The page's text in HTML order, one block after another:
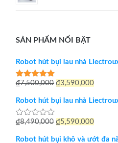
SẢN PHẨM NỔI BẬT
Robot hút bụi lau nhà
Được xếp
5 sao
₫7,500,000 Giá
gốc
₫7,500,000.
₫3,590,000Giá
hiện
là:
Robot hút bụi lau nhà
Được
hạng
₫8,490,000 Giá
gốc
₫5,590,000Giá
hiện
Robot hút bụi khô và ướt đa